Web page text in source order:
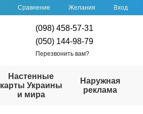
Сравнение Желания Вход
(098) 458-57-31
(050) 144-98-79
Перезвонить вам?
Настенные
карты Украины
и мира
Наружная
реклама